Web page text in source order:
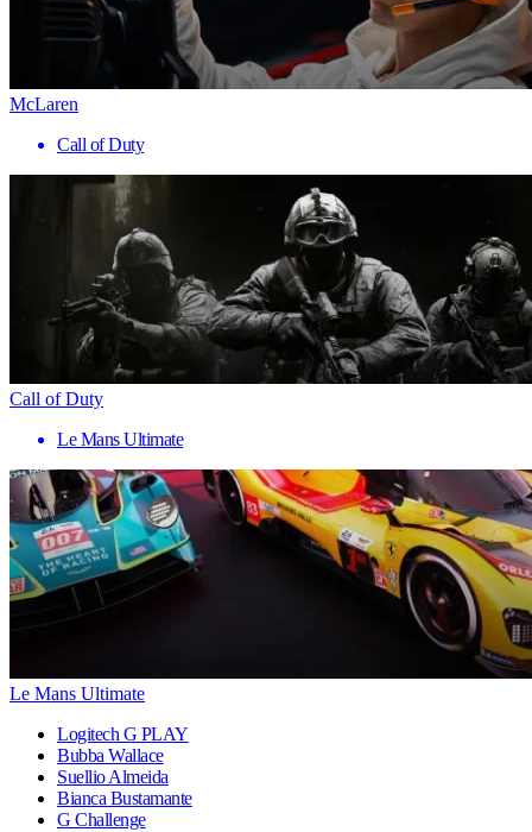
McLaren
Call of Duty
Call of Duty
Le Mans Ultimate
Le Mans Ultimate
Logitech G PLAY
Bubba Wallace
Suellio Almeida
Bianca Bustamante
G Challenge